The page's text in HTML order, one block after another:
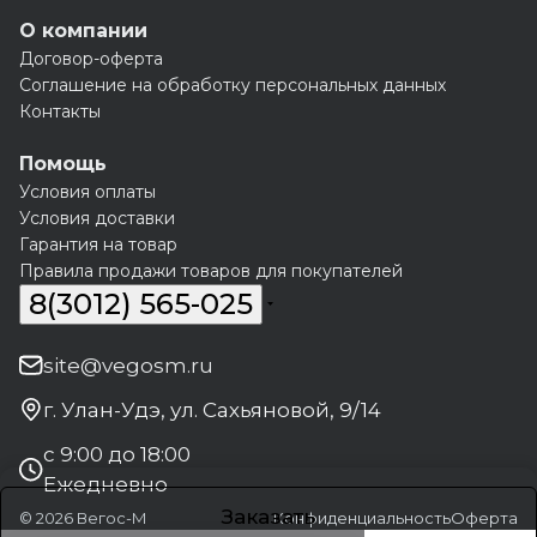
Заказать
О компании
Договор-оферта
Соглашение на обработку персональных данных
Контакты
Помощь
Условия оплаты
Условия доставки
Гарантия на товар
Правила продажи товаров для покупателей
8(3012) 565-025
site@vegosm.ru
г. Улан-Удэ, ул. Сахьяновой, 9/14
с 9:00 до 18:00
Ежедневно
© 2026 Вегос-М КонфиденциальностьОферта